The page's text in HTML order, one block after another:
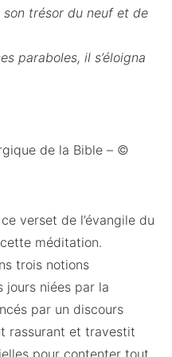
trésor du neuf et de
paraboles, il s’éloigna
de la Bible – ©
verset de l’évangile du
méditation.
trois notions
jours niées par la
par un discours
rassurant et travestit